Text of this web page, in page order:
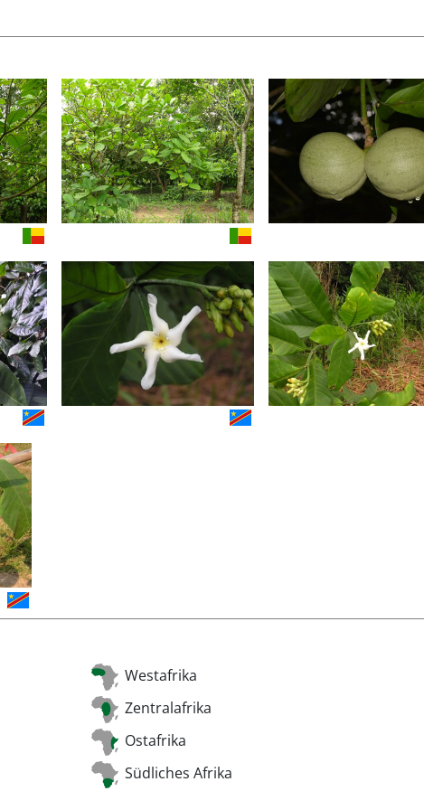
Westafrika
Zentralafrika
Ostafrika
Südliches Afrika